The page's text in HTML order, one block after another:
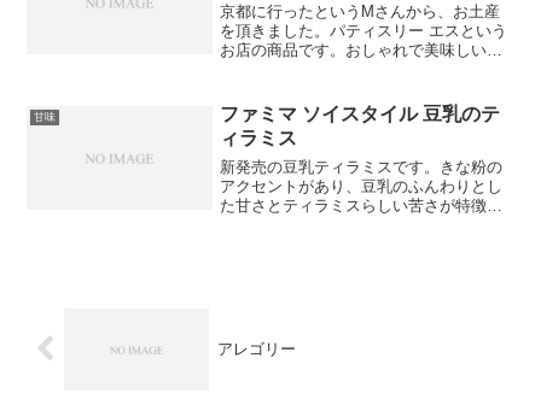
京都に行ったというMさんから、お土産
を頂きました。パティスリー エスという
お店の商品です。おしゃれで美味しいお
味だけど、ナッツがアクセントになって
いるようです。京都は美味...
甘味
ファミマ ソイスタイル 豆乳のテ
ィラミス
新発売の豆乳ティラミスです。きな粉の
アクセントがあり、豆乳のふんわりとし
た甘さとティラミスらしい苦さが特徴で
アレゴリー